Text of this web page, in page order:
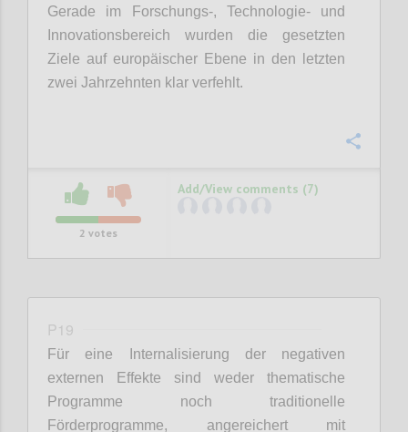
Gerade im Forschungs-, Technologie- und
Innovationsbereich wurden die gesetzten
Ziele auf europäischer Ebene in den letzten
zwei Jahrzehnten klar verfehlt.
2 votes
Add/View comments (7)
P19
Für eine Internalisierung der negativen
externen Effekte sind weder thematische
Programme noch traditionelle
Förderprogramme, angereichert mit